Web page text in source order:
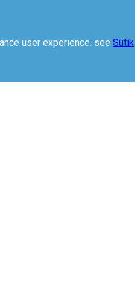
user experience. see Sütik